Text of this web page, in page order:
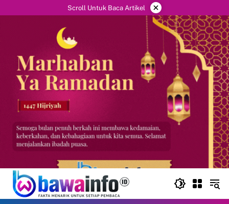
ke
Scroll Untuk Baca Artikel ×